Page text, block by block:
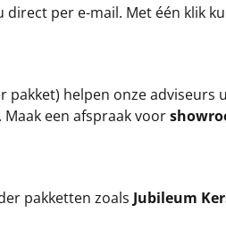
per e-mail. Met één klik
pakket) helpen onze
een afspraak voor
pakketten zoals Jubileum